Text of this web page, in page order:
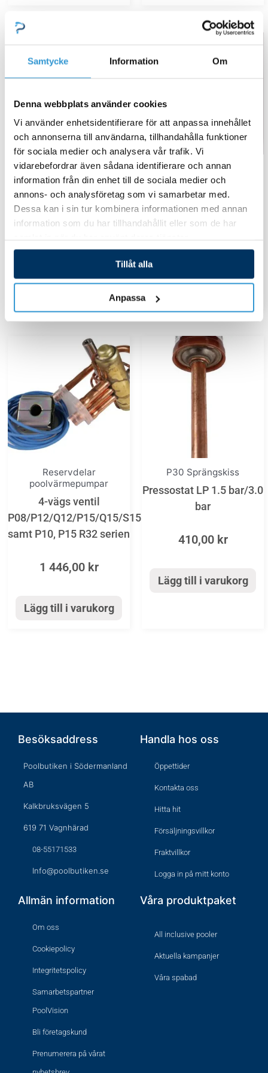
Samtycke Information Om
Denna webbplats använder cookies
Vi använder enhetsidentifierare för att anpassa innehållet
och annonserna till användarna, tillhandahålla funktioner
för sociala medier och analysera vår trafik. Vi
vidarebefordrar även sådana identifierare och annan
information från din enhet till de sociala medier och
annons- och analysföretag som vi samarbetar med.
Dessa kan i sin tur kombinera informationen med annan
information som du har tillhandahållit eller som de har
Tillåt alla
Anpassa
Reservdelar
poolvärmepumpar
Kondensator kompressor
25µF
575,00kr
Lägg till i varukorg
Reservdelar
poolvärmepumpar
Kondensator fläktmotor
2µF
338,00kr
Lägg till i varukorg
Reservdelar
poolvärmepumpar
4-vägs ventil
P08/P12/Q12/P15/Q15/S15
samt P10, P15 R32 serien
1 446,00 kr
Lägg till i varukorg
P30 Sprängskiss
Pressostat LP 1.5 bar/3.0
bar
410,00 kr
Lägg till i varukorg
Besöksaddress
Poolbutiken i Södermanland
AB
Kalkbruksvägen 5
619 71 Vagnhärad
08-55171533
Info@poolbutiken.se
Handla hos oss
Öppettider
Kontakta oss
Hitta hit
Försäljningsvillkor
Fraktvillkor
Logga in på mitt konto
Allmän information
Om oss
Cookiepolicy
Integritetspolicy
Samarbetspartner
PoolVision
Bli företagskund
Prenumerera på vårat
Våra produktpaket
All inclusive pooler
Aktuella kampanjer
Våra spabad